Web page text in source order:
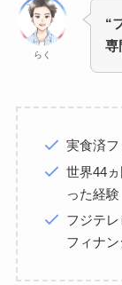
らく
“
専
実食済フ
世界44
った経験
フジテ
フィナン